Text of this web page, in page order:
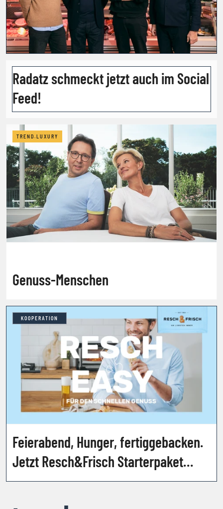
Radatz schmeckt jetzt auch im Social
Feed!
TREND.LUXURY
Genuss-Menschen
KOOPERATION
Feierabend, Hunger, fertiggebacken.
Jetzt Resch&Frisch Starterpaket
gewinnen!